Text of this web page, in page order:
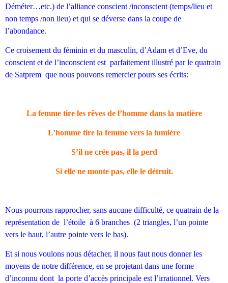
Déméter…etc.) de l’alliance conscient /inconscient (temps/lieu et
non temps /non lieu) et qui se déverse dans la coupe de
l’abondance.
Ce croisement du féminin et du masculin, d’Adam et d’Eve, du
conscient et de l’inconscient est parfaitement illustré par le quatrain
de Satprem que nous pouvons remercier pours ses écrits:
La femme tire les rêves de l’homme dans la matière
L’homme tire la femme vers la lumière
S’il ne crée pas, il la perd
Si elle ne monte pas, elle le détruit.
Nous pourrons rapprocher, sans aucune difficulté, ce quatrain de la
représentation de l’étoile à 6 branches (2 triangles, l’un pointe
vers le haut, l’autre pointe vers le bas).
Et si nous voulons nous détacher, il nous faut nous donner les
moyens de notre différence, en se projetant dans une forme
d’inconnu dont la porte d’accès principale est l’irrationnel. Vers